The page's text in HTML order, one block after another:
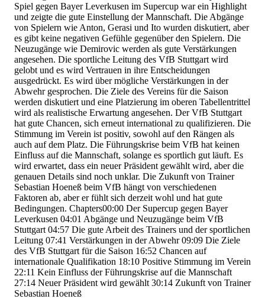
Spiel gegen Bayer Leverkusen im Supercup war ein Highlight
und zeigte die gute Einstellung der Mannschaft. Die Abgänge
von Spielern wie Anton, Gerasi und Ito wurden diskutiert, aber
es gibt keine negativen Gefühle gegenüber den Spielern. Die
Neuzugänge wie Demirovic werden als gute Verstärkungen
angesehen. Die sportliche Leitung des VfB Stuttgart wird
gelobt und es wird Vertrauen in ihre Entscheidungen
ausgedrückt. Es wird über mögliche Verstärkungen in der
Abwehr gesprochen. Die Ziele des Vereins für die Saison
werden diskutiert und eine Platzierung im oberen Tabellentrittel
wird als realistische Erwartung angesehen. Der VfB Stuttgart
hat gute Chancen, sich erneut international zu qualifizieren. Die
Stimmung im Verein ist positiv, sowohl auf den Rängen als
auch auf dem Platz. Die Führungskrise beim VfB hat keinen
Einfluss auf die Mannschaft, solange es sportlich gut läuft. Es
wird erwartet, dass ein neuer Präsident gewählt wird, aber die
genauen Details sind noch unklar. Die Zukunft von Trainer
Sebastian Hoeneß beim VfB hängt von verschiedenen
Faktoren ab, aber er fühlt sich derzeit wohl und hat gute
Bedingungen. Chapters00:00 Der Supercup gegen Bayer
Leverkusen 04:01 Abgänge und Neuzugänge beim VfB
Stuttgart 04:57 Die gute Arbeit des Trainers und der sportlichen
Leitung 07:41 Verstärkungen in der Abwehr09:09 Die Ziele
des VfB Stuttgart für die Saison 16:52 Chancen auf
internationale Qualifikation 18:10 Positive Stimmung im Verein
22:11 Kein Einfluss der Führungskrise auf die Mannschaft
27:14 Neuer Präsident wird gewählt 30:14 Zukunft von Trainer
Sebastian Hoeneß